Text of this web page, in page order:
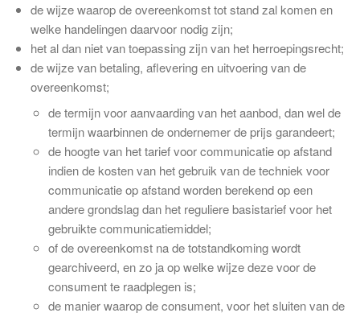
de wijze waarop de overeenkomst tot stand zal komen en
welke handelingen daarvoor nodig zijn;
het al dan niet van toepassing zijn van het herroepingsrecht;
de wijze van betaling, aflevering en uitvoering van de
overeenkomst;
de termijn voor aanvaarding van het aanbod, dan wel de
termijn waarbinnen de ondernemer de prijs garandeert;
de hoogte van het tarief voor communicatie op afstand
indien de kosten van het gebruik van de techniek voor
communicatie op afstand worden berekend op een
andere grondslag dan het reguliere basistarief voor het
gebruikte communicatiemiddel;
of de overeenkomst na de totstandkoming wordt
gearchiveerd, en zo ja op welke wijze deze voor de
consument te raadplegen is;
de manier waarop de consument, voor het sluiten van de